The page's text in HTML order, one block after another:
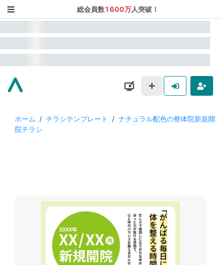
総会員数1600万人突破！
ホーム / チラシテンプレート / ナチュラル配色の整体院新規開
院チラシ